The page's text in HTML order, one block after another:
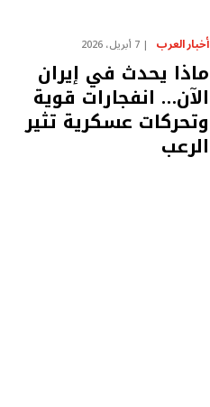
أخبار العرب 7 أبريل، 2026
ماذا يحدث في إيران
الآن… انفجارات قوية
وتحركات عسكرية تثير
الرعب